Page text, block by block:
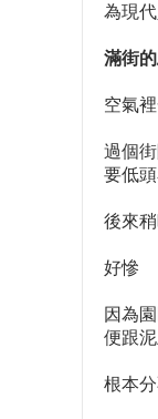
為現
滿街
空氣
過個
要低
後來
好慘
因為
便跟
根本